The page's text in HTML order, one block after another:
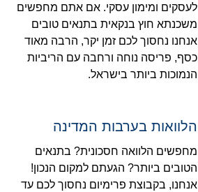
לעסקים ומימון עסקי. אם אתם מחפשים
משכנתא חוץ בנקאית בתנאים טובים
אנחנו נחסוך לכם זמן יקר, הרבה מאוד
כסף, פריסה נוחה ורחבה עם הריביות
הנמוכות ביותר בישראל.
הלוואות בערבות המדינה
מחפשים הלוואה חסכונית? בתנאים
הטובים ביותר? הגעתם למקום הנכון!
אנחנו, בקבוצת פרימיום נחסוך לכם עד